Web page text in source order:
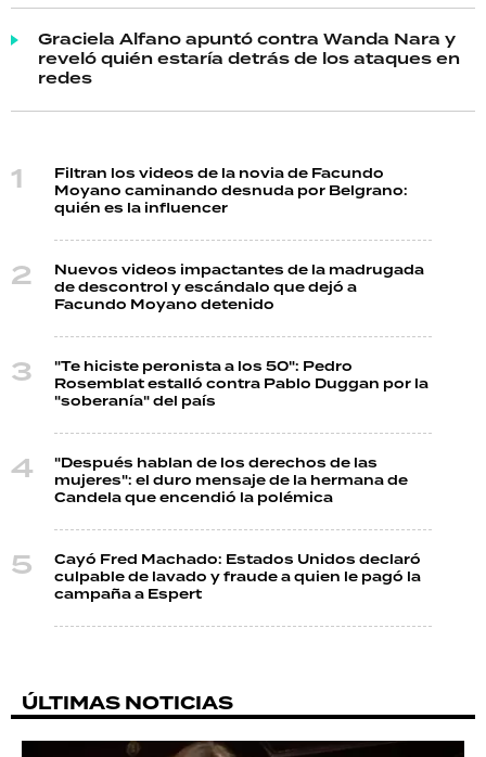
Graciela Alfano apuntó contra Wanda Nara y
reveló quién estaría detrás de los ataques en
redes
Filtran los videos de la novia de Facundo
Moyano caminando desnuda por Belgrano:
quién es la influencer
Nuevos videos impactantes de la madrugada
de descontrol y escándalo que dejó a
Facundo Moyano detenido
"Te hiciste peronista a los 50": Pedro
Rosemblat estalló contra Pablo Duggan por la
"soberanía" del país
"Después hablan de los derechos de las
mujeres": el duro mensaje de la hermana de
Candela que encendió la polémica
Cayó Fred Machado: Estados Unidos declaró
culpable de lavado y fraude a quien le pagó la
campaña a Espert
ÚLTIMAS NOTICIAS